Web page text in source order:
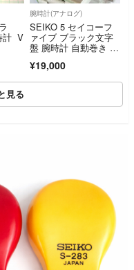
計 V
腕時計(アナログ)
SEIKO 5 セイコーフ
ァイブ ブラック文字
盤 腕時計 自動巻き 裏
¥19,000
見る